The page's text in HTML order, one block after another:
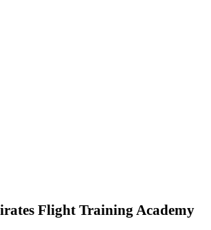
Flight Training Academy